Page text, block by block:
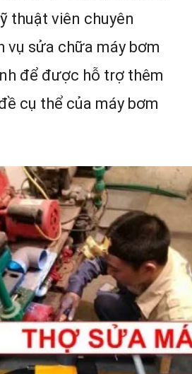
thuật viên chuyên
vụ sửa chữa máy bơm
để được hỗ trợ thêm
cụ thể của máy bơm